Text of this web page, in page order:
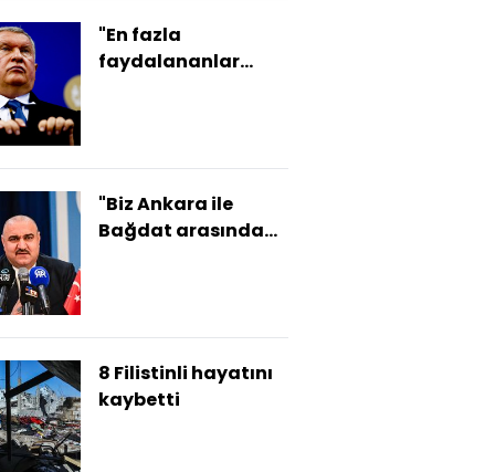
"En fazla
faydalananlar
"Biz Ankara ile
Bağdat arasında
8 Filistinli hayatını
kaybetti